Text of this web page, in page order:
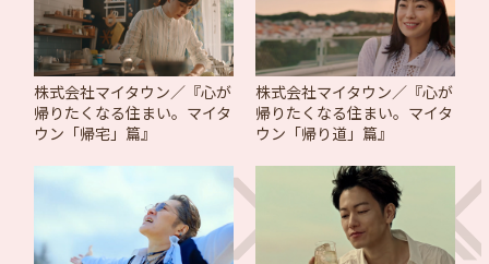
株式会社マイタウン／『心が
帰りたくなる住まい。マイタ
ウン「帰宅」篇』
株式会社マイタウン／『心が
帰りたくなる住まい。マイタ
ウン「帰り道」篇』